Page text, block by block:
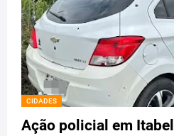
CIDADES
Ação policial em